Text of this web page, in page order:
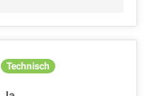
Technisch